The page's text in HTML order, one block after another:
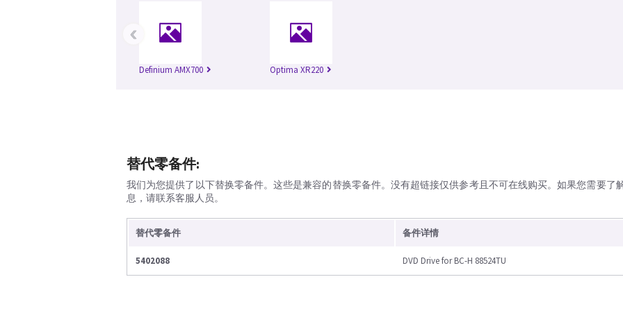
Definium AMX700 Optima XR220
‹
替代零备件:
我们为您提供了以下替换零备件。这些是兼容的替换零备件。没有超链接仅供参考且不可在线购买。如果您需要了
息，请联系客服人员。
替代零备件 备件详情
5402088 DVD Drive for BC-H 88524TU